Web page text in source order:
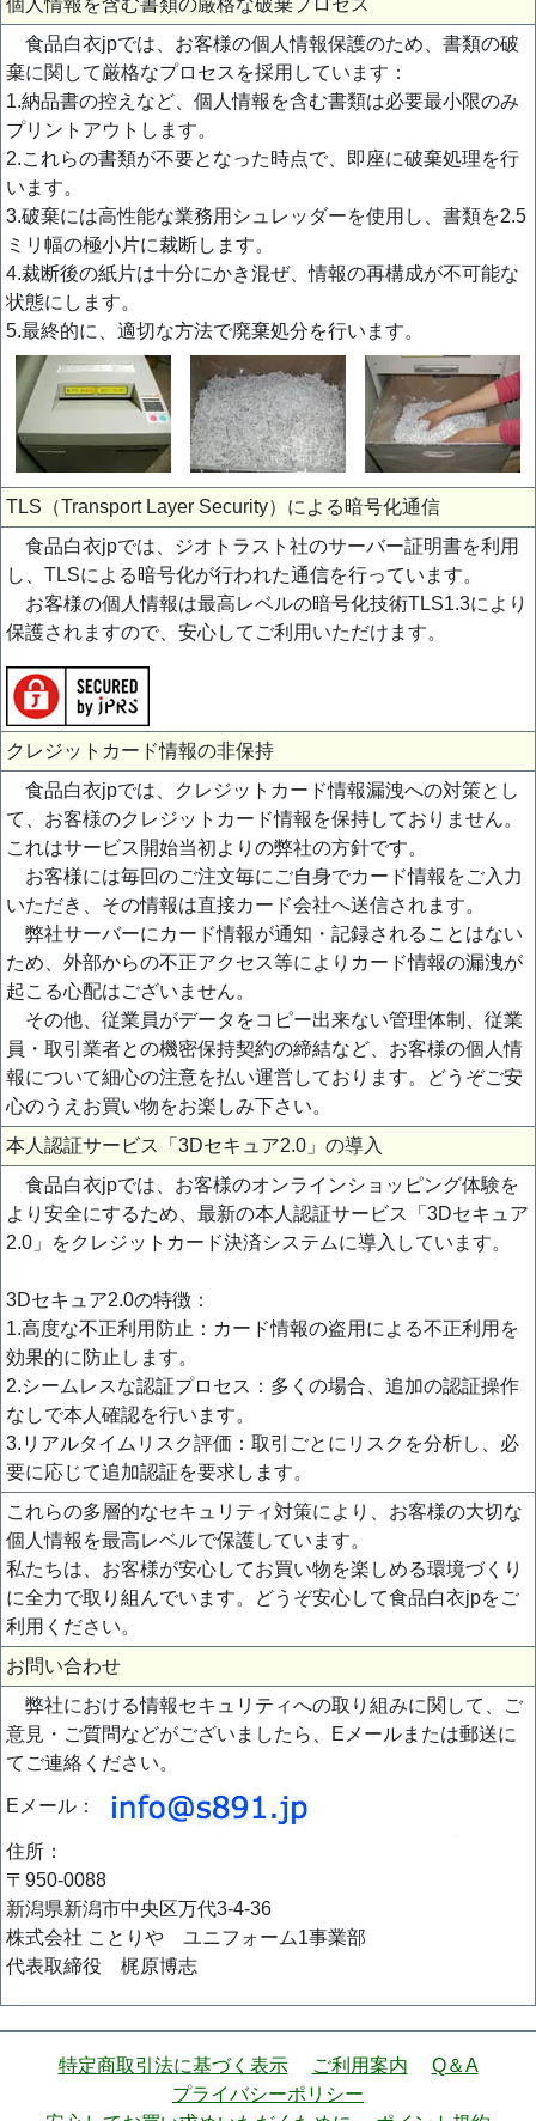
個人情報を含む書類の厳格な破棄プロセス
食品白衣jpでは、お客様の個人情報保護のため、書類の破
棄に関して厳格なプロセスを採用しています：
1.納品書の控えなど、個人情報を含む書類は必要最小限のみ
プリントアウトします。
2.これらの書類が不要となった時点で、即座に破棄処理を行
います。
3.破棄には高性能な業務用シュレッダーを使用し、書類を2.5
ミリ幅の極小片に裁断します。
4.裁断後の紙片は十分にかき混ぜ、情報の再構成が不可能な
状態にします。
5.最終的に、適切な方法で廃棄処分を行います。
TLS（Transport Layer Security）による暗号化通信
食品白衣jpでは、ジオトラスト社のサーバー証明書を利用
し、TLSによる暗号化が行われた通信を行っています。
お客様の個人情報は最高レベルの暗号化技術TLS1.3により
保護されますので、安心してご利用いただけます。
クレジットカード情報の非保持
食品白衣jpでは、クレジットカード情報漏洩への対策とし
て、お客様のクレジットカード情報を保持しておりません。
これはサービス開始当初よりの弊社の方針です。
お客様には毎回のご注文毎にご自身でカード情報をご入力
いただき、その情報は直接カード会社へ送信されます。
弊社サーバーにカード情報が通知・記録されることはない
ため、外部からの不正アクセス等によりカード情報の漏洩が
起こる心配はございません。
その他、従業員がデータをコピー出来ない管理体制、従業
員・取引業者との機密保持契約の締結など、お客様の個人情
報について細心の注意を払い運営しております。どうぞご安
心のうえお買い物をお楽しみ下さい。
本人認証サービス「3Dセキュア2.0」の導入
食品白衣jpでは、お客様のオンラインショッピング体験を
より安全にするため、最新の本人認証サービス「3Dセキュア
2.0」をクレジットカード決済システムに導入しています。
3Dセキュア2.0の特徴：
1.高度な不正利用防止：カード情報の盗用による不正利用を
効果的に防止します。
2.シームレスな認証プロセス：多くの場合、追加の認証操作
なしで本人確認を行います。
3.リアルタイムリスク評価：取引ごとにリスクを分析し、必
要に応じて追加認証を要求します。
これらの多層的なセキュリティ対策により、お客様の大切な
個人情報を最高レベルで保護しています。
私たちは、お客様が安心してお買い物を楽しめる環境づくり
に全力で取り組んでいます。どうぞ安心して食品白衣jpをご
利用ください。
お問い合わせ
弊社における情報セキュリティへの取り組みに関して、ご
意見・ご質問などがございましたら、Eメールまたは郵送に
てご連絡ください。
Eメール：
住所：
〒950-0088
新潟県新潟市中央区万代3-4-36
株式会社 ことりや ユニフォーム1事業部
代表取締役 梶原博志
特定商取引法に基づく表示 ご利用案内
Q＆A
プライバシーポリシー